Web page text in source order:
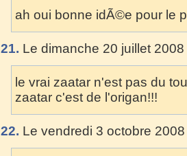
ah oui bonne idÃ©e pour le
21. Le dimanche 20 juillet
le vrai zaatar n'est pas du
zaatar c'est de l'origan!!!
22. Le vendredi 3 octobre